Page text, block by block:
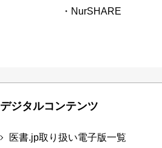
・NurSHARE
デジタルコンテンツ
医書.jp取り扱い電子版一覧